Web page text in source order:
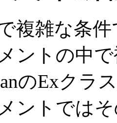
複雑な条
ントの中
のExクラ
ントでは